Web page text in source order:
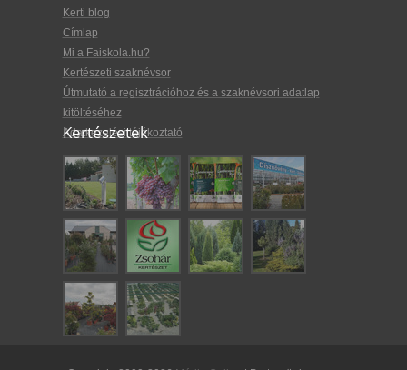
Kerti blog
Címlap
Mi a Faiskola.hu?
Kertészeti szaknévsor
Útmutató a regisztrációhoz és a szaknévsori adatlap
kitöltéséhez
Adatkezelési tájékoztató
Kertészetek